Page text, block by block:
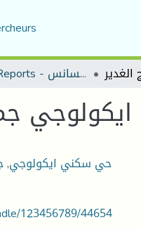
Graduate Reports - تقارير الليسانس
حي سكني ايكولوجي,
123456789/44654